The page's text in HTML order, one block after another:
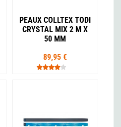
PEAUX COLLTEX TODI
CRYSTAL MIX 2 M X
50 MM
89,95 €